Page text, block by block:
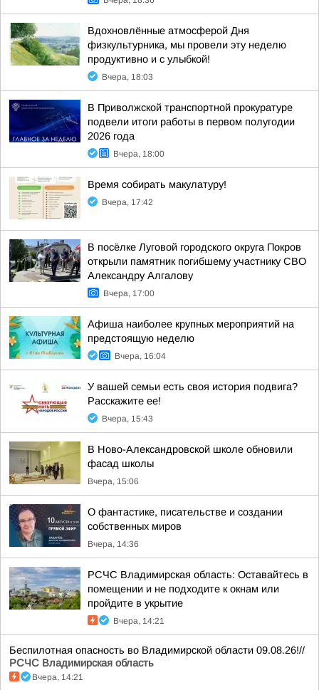
Вдохновлённые атмосферой Дня
физкультурника, мы провели эту неделю
продуктивно и с улыбкой!
Вчера, 18:03
В Приволжской транспортной прокуратуре
подвели итоги работы в первом полугодии
2026 года
Вчера, 18:00
Время собирать макулатуру!
Вчера, 17:42
В посёлке Луговой городского округа Покров
открыли памятник погибшему участнику СВО
Александру Алгалову
Вчера, 17:00
Афиша наиболее крупных мероприятий на
предстоящую неделю
Вчера, 16:04
У вашей семьи есть своя история подвига?
Расскажите ее!
Вчера, 15:43
В Ново-Александровской школе обновили
фасад школы
Вчера, 15:06
О фантастике, писательстве и создании
собственных миров
Вчера, 14:36
РСЧС Владимирская область: Оставайтесь в
помещении и не подходите к окнам или
пройдите в укрытие
Вчера, 14:21
Беспилотная опасность во Владимирской области 09.08.26!//
РСЧС Владимирская область
Вчера, 14:21